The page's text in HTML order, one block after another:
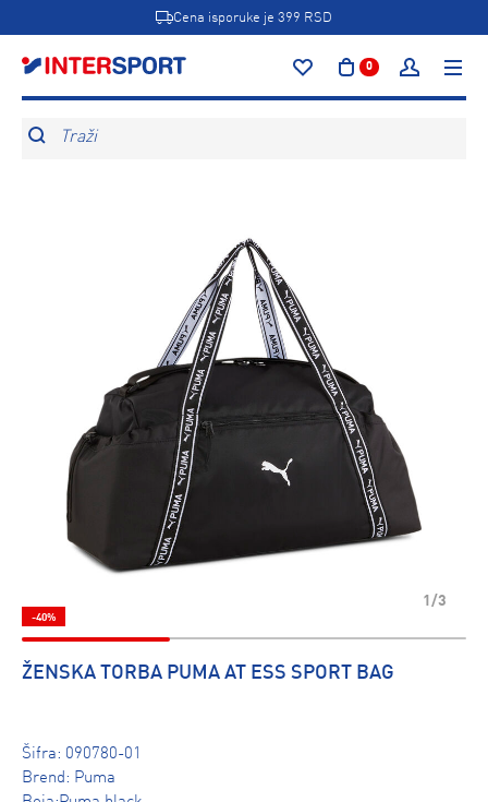
Cena isporuke je 399 RSD
0
Traži
1/3
-40%
ŽENSKA TORBA PUMA AT ESS SPORT BAG
Šifra: 090780-01
Brend: Puma